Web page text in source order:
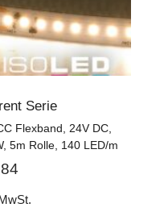
Serie
Flexband, 24V DC,
5m Rolle, 140 LED/m